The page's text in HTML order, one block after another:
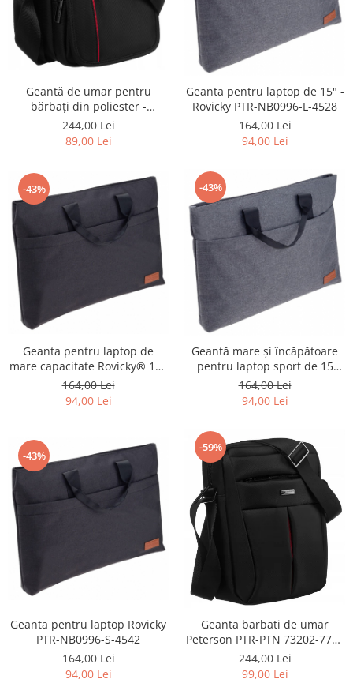
Geantă de umar pentru
bărbați din poliester -
Peterson PTR-PTN 73201-7721
BL
244,00 Lei
89,00 Lei
Geanta pentru laptop de 15" -
Rovicky PTR-NB0996-L-4528
164,00 Lei
94,00 Lei
-43%
Geanta pentru laptop de
mare capacitate Rovicky® 15',
sport NB0996-L-4511
164,00 Lei
94,00 Lei
-43%
Geantă mare și încăpătoare
pentru laptop sport de 15
inchi Rovicky PTR-NB0996-S-
4559
164,00 Lei
94,00 Lei
-43%
Geanta pentru laptop Rovicky
PTR-NB0996-S-4542
164,00 Lei
94,00 Lei
-59%
Geanta barbati de umar
Peterson PTR-PTN 73202-7738
BL
244,00 Lei
99,00 Lei